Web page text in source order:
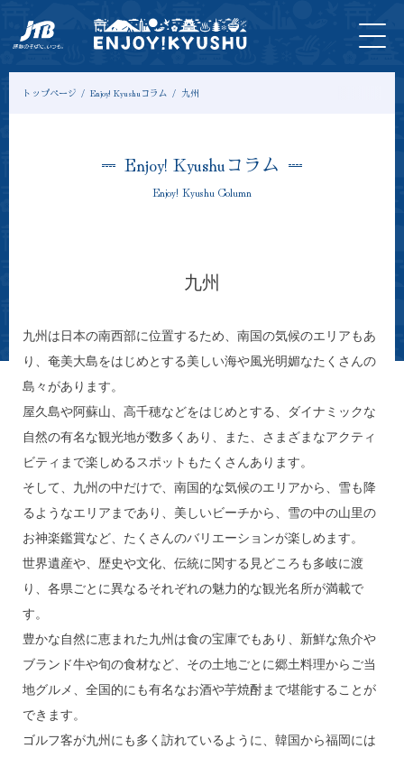
トップページ Enjoy! Kyushuコラム 九州
Enjoy! Kyushuコラム
Enjoy! Kyushu Column
九州
九州は日本の南西部に位置するため、南国の気候のエリアもあ
り、奄美大島をはじめとする美しい海や風光明媚なたくさんの
島々があります。
屋久島や阿蘇山、高千穂などをはじめとする、ダイナミックな
自然の有名な観光地が数多くあり、また、さまざまなアクティ
ビティまで楽しめるスポットもたくさんあります。
そして、九州の中だけで、南国的な気候のエリアから、雪も降
るようなエリアまであり、美しいビーチから、雪の中の山里の
お神楽鑑賞など、たくさんのバリエーションが楽しめます。
世界遺産や、歴史や文化、伝統に関する見どころも多岐に渡
り、各県ごとに異なるそれぞれの魅力的な観光名所が満載で
す。
豊かな自然に恵まれた九州は食の宝庫でもあり、新鮮な魚介や
ブランド牛や旬の食材など、その土地ごとに郷土料理からご当
地グルメ、全国的にも有名なお酒や芋焼酎まで堪能することが
できます。
ゴルフ客が九州にも多く訪れているように、韓国から福岡には
HOME
最新
情報
ツアー
＆体験
入
場
券
宿
泊